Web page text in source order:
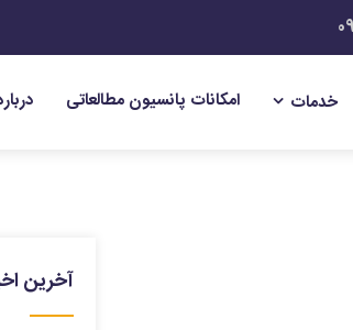
خدمات امکانات پانسیون مطالعاتی
آخرین